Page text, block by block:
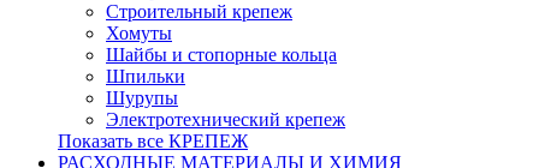
Строительный крепеж
Хомуты
Шайбы и стопорные кольца
Шпильки
Шурупы
Электротехнический крепеж
Показать все КРЕПЕЖ
РАСХОДНЫЕ МАТЕРИАЛЫ И ХИМИЯ